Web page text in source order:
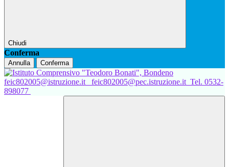
Chiudi
Conferma
Annulla Conferma
feic802005@istruzione.it feic802005@pec.istruzione.it Tel. 0532-
898077